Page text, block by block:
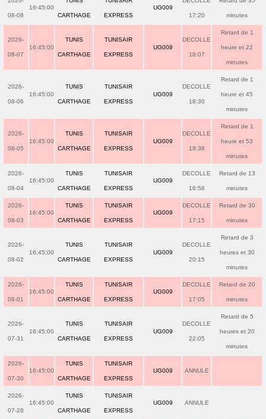
08-08
16:45:00
CARTHAGE EXPRESS
UG009
17:20 minutes
2026-
08-07
16:45:00
TUNIS
CARTHAGE
TUNISAIR
EXPRESS
UG009
DECOLLE
18:07
Retard de 1
heure et 22
minutes
2026-
08-06
16:45:00
TUNIS
CARTHAGE
TUNISAIR
EXPRESS
UG009
DECOLLE
18:30
Retard de 1
heure et 45
minutes
2026-
08-05
16:45:00
TUNIS
CARTHAGE
TUNISAIR
EXPRESS
UG009
DECOLLE
18:38
Retard de 1
heure et 53
minutes
2026-
08-04
16:45:00
TUNIS
CARTHAGE
TUNISAIR
EXPRESS
UG009
DECOLLE
16:58
Retard de 13
minutes
2026-
08-03
16:45:00
TUNIS
CARTHAGE
TUNISAIR
EXPRESS
UG009
DECOLLE
17:15
Retard de 30
minutes
2026-
08-02
16:45:00
TUNIS
CARTHAGE
TUNISAIR
EXPRESS
UG009
DECOLLE
20:15
Retard de 3
heures et 30
minutes
2026-
08-01
16:45:00
TUNIS
CARTHAGE
TUNISAIR
EXPRESS
UG009
DECOLLE
17:05
Retard de 20
minutes
2026-
07-31
16:45:00
TUNIS
CARTHAGE
TUNISAIR
EXPRESS
UG009
DECOLLE
22:05
Retard de 5
heures et 20
minutes
2026-
07-30
16:45:00
TUNIS
CARTHAGE
TUNISAIR
EXPRESS
UG009 ANNULE
2026-
07-28
16:45:00
TUNIS
CARTHAGE
TUNISAIR
EXPRESS
UG009 ANNULE